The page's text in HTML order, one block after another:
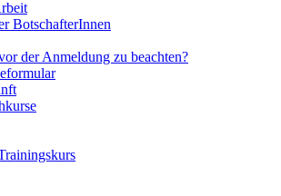
BotschafterInnen
der Anmeldung zu beachten?